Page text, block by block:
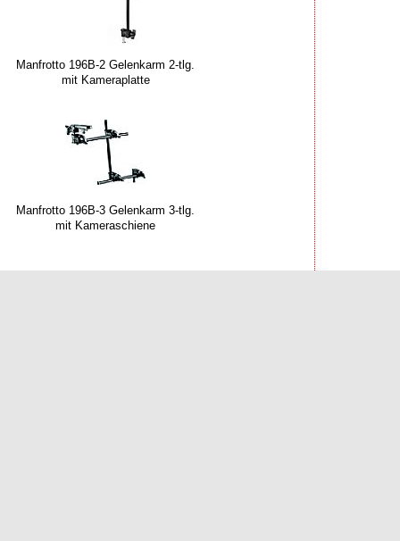
Manfrotto 196B-2 Gelenkarm 2-tlg.
mit Kameraplatte
Manfrotto 196B-3 Gelenkarm 3-tlg.
mit Kameraschiene